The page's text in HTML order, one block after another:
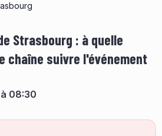
Strasbourg : à quelle
chaîne suivre l'événement
08:30